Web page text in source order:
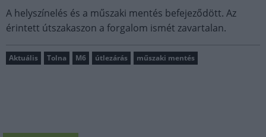
A helyszínelés és a műszaki mentés befejeződött. Az
érintett útszakaszon a forgalom ismét zavartalan.
Aktuális Tolna M6 útlezárás műszaki mentés